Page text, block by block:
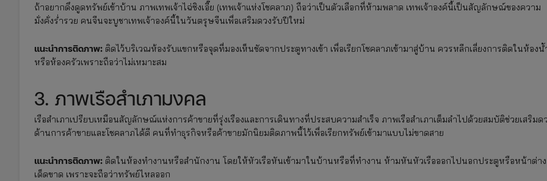
ถ้าอยากดึงดูดทรัพย์เข้าบ้าน ภาพเทพเจ้าไฉ่ซิงเอี๊ย (เทพเจ้าแห่งโชคลาภ) ถือว่าเป็นตัวเลือกที่ห้ามพลาด เทพเจ้าองค์นี้เป็นสัญลักษณ์ของความ
มั่งคั่งร่ำรวย คนจีนจะบูชาเทพเจ้าองค์นี้ในวันตรุษจีนเพื่อเสริมดวงรับปีใหม่
แนะนำการติดภาพ: ติดไว้บริเวณห้องรับแขกหรือจุดที่มองเห็นชัดจากประตูทางเข้า เพื่อเรียกโชคลาภเข้ามาสู่บ้าน ควรหลีกเลี่ยงการติดในห้องน้
หรือห้องครัวเพราะถือว่าไม่เหมาะสม
3. ภาพเรือสำเภามงคล
เรือสำเภาเปรียบเหมือนสัญลักษณ์แห่งการค้าขายที่รุ่งเรืองและการเดินทางที่ประสบความสำเร็จ ภาพเรือสำเภาเต็มลำไปด้วยสมบัติช่วยเสริมด
ด้านการค้าขายและโชคลาภได้ดี คนที่ทำธุรกิจหรือค้าขายมักนิยมติดภาพนี้ไว้เพื่อเรียกทรัพย์เข้ามาแบบไม่ขาดสาย
แนะนำการติดภาพ: ติดในห้องทำงานหรือสำนักงาน โดยให้หัวเรือหันเข้ามาในบ้านหรือที่ทำงาน ห้ามหันหัวเรือออกไปนอกประตูหรือหน้าต่าง
เด็ดขาด เพราะจะถือว่าทรัพย์ไหลออก